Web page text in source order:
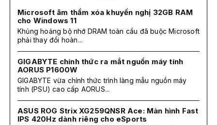
Microsoft âm thầm xóa khuyến nghị 32GB RAM
cho Windows 11
Khủng hoảng bộ nhớ DRAM toàn cầu đã buộc Microsoft
phải thay đổi hoàn...
GIGABYTE chính thức ra mắt nguồn máy tính
AORUS P1600W
GIGABYTE vừa chính thức trình làng mẫu nguồn máy
tính (PSU) cao cấp AORUS...
ASUS ROG Strix XG259QNSR Ace: Màn hình Fast
IPS 420Hz dành riêng cho eSports